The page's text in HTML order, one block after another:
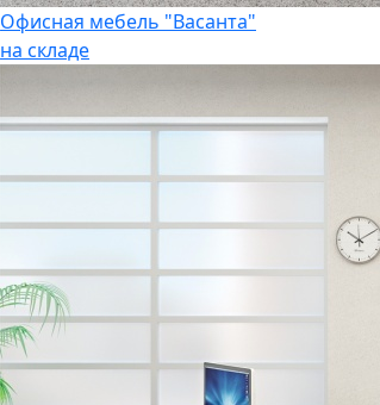
Офисная мебель "Васанта"
на складе